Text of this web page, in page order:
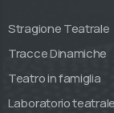
Stragione Teatrale
Tracce Dinamiche
Teatro in famiglia
Laboratorio teatrale